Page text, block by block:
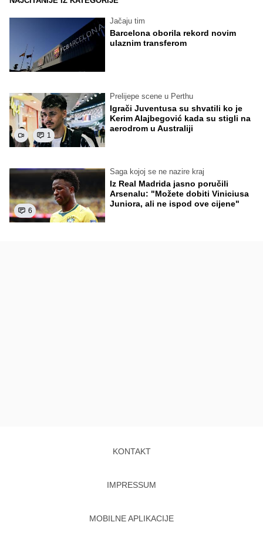
Jačaju tim
Barcelona oborila rekord novim
ulaznim transferom
1
Prelijepe scene u Perthu
Igrači Juventusa su shvatili ko je
Kerim Alajbegović kada su stigli na
aerodrom u Australiji
6
Saga kojoj se ne nazire kraj
Iz Real Madrida jasno poručili
Arsenalu: "Možete dobiti Viniciusa
Juniora, ali ne ispod ove cijene"
KONTAKT
IMPRESSUM
MOBILNE APLIKACIJE